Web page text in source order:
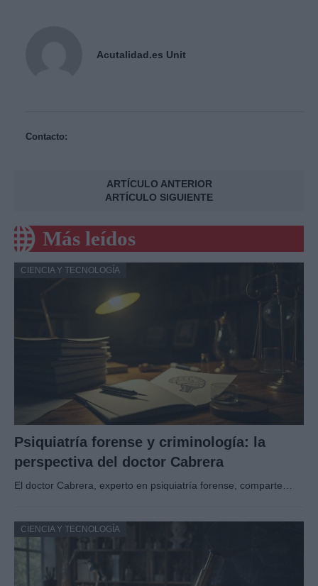
Acutalidad.es Unit
Contacto:
ARTÍCULO ANTERIOR
ARTÍCULO SIGUIENTE
Más leídos
CIENCIA Y TECNOLOGÍA
Psiquiatría forense y criminología: la
perspectiva del doctor Cabrera
El doctor Cabrera, experto en psiquiatría forense, comparte…
CIENCIA Y TECNOLOGÍA